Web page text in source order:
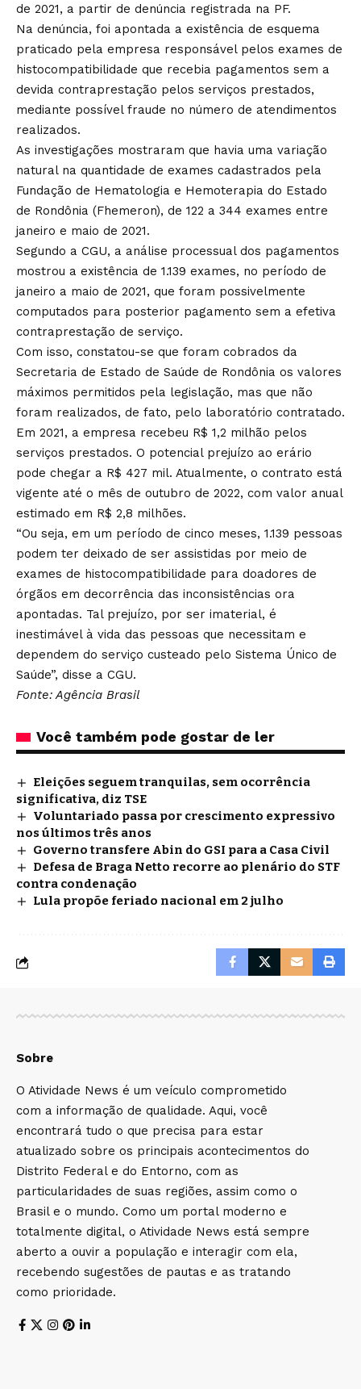
de 2021, a partir de denúncia registrada na PF.
Na denúncia, foi apontada a existência de esquema
praticado pela empresa responsável pelos exames de
histocompatibilidade que recebia pagamentos sem a
devida contraprestação pelos serviços prestados,
mediante possível fraude no número de atendimentos
realizados.
As investigações mostraram que havia uma variação
natural na quantidade de exames cadastrados pela
Fundação de Hematologia e Hemoterapia do Estado
de Rondônia (Fhemeron), de 122 a 344 exames entre
janeiro e maio de 2021.
Segundo a CGU, a análise processual dos pagamentos
mostrou a existência de 1.139 exames, no período de
janeiro a maio de 2021, que foram possivelmente
computados para posterior pagamento sem a efetiva
contraprestação de serviço.
Com isso, constatou-se que foram cobrados da
Secretaria de Estado de Saúde de Rondônia os valores
máximos permitidos pela legislação, mas que não
foram realizados, de fato, pelo laboratório contratado.
Em 2021, a empresa recebeu R$ 1,2 milhão pelos
serviços prestados. O potencial prejuízo ao erário
pode chegar a R$ 427 mil. Atualmente, o contrato está
vigente até o mês de outubro de 2022, com valor anual
estimado em R$ 2,8 milhões.
“Ou seja, em um período de cinco meses, 1.139 pessoas
podem ter deixado de ser assistidas por meio de
exames de histocompatibilidade para doadores de
órgãos em decorrência das inconsistências ora
apontadas. Tal prejuízo, por ser imaterial, é
inestimável à vida das pessoas que necessitam e
dependem do serviço custeado pelo Sistema Único de
Saúde”, disse a CGU.
Fonte: Agência Brasil
Você também pode gostar de ler
Eleições seguem tranquilas, sem ocorrência
significativa, diz TSE
Voluntariado passa por crescimento expressivo
nos últimos três anos
Governo transfere Abin do GSI para a Casa Civil
Defesa de Braga Netto recorre ao plenário do STF
contra condenação
Lula propõe feriado nacional em 2 julho
Sobre
O Atividade News é um veículo comprometido
com a informação de qualidade. Aqui, você
encontrará tudo o que precisa para estar
atualizado sobre os principais acontecimentos do
Distrito Federal e do Entorno, com as
particularidades de suas regiões, assim como o
Brasil e o mundo. Como um portal moderno e
totalmente digital, o Atividade News está sempre
aberto a ouvir a população e interagir com ela,
recebendo sugestões de pautas e as tratando
como prioridade.